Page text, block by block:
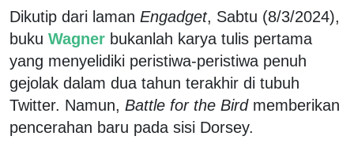
Dikutip dari laman Engadget, Sabtu (8/3/2024),
buku Wagner bukanlah karya tulis pertama
yang menyelidiki peristiwa-peristiwa penuh
gejolak dalam dua tahun terakhir di tubuh
Twitter. Namun, Battle for the Birdmemberikan
pencerahan baru pada sisi Dorsey.